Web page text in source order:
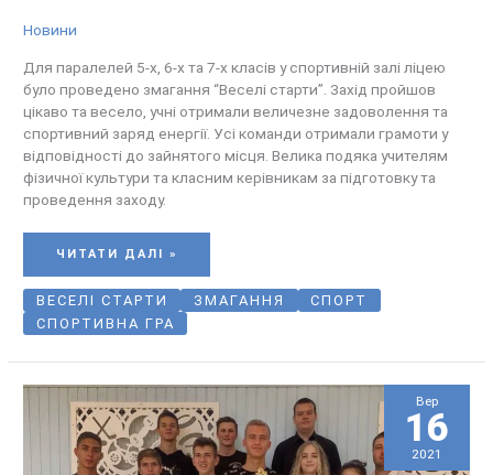
Новини
Для паралелей 5-х, 6-х та 7-х класів у спортивній залі ліцею
було проведено змагання “Веселі старти”. Захід пройшов
цікаво та весело, учні отримали величезне задоволення та
спортивний заряд енергії. Усі команди отримали грамоти у
відповідності до зайнятого місця. Велика подяка учителям
фізичної культури та класним керівникам за підготовку та
проведення заходу.
ЧИТАТИ ДАЛІ »
ВЕСЕЛІ СТАРТИ ЗМАГАННЯ
СПОРТ
СПОРТИВНА ГРА
Вер
16
2021